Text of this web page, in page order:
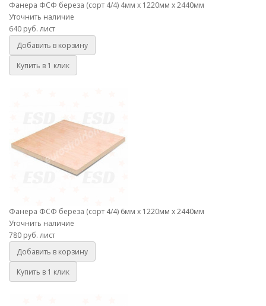
Фанера ФСФ береза (сорт 4/4) 4мм х 1220мм х 2440мм
Уточнить наличие
640 руб. лист
Добавить в корзину
Купить в 1 клик
Фанера ФСФ береза (сорт 4/4) 6мм х 1220мм х 2440мм
Уточнить наличие
780 руб. лист
Добавить в корзину
Купить в 1 клик